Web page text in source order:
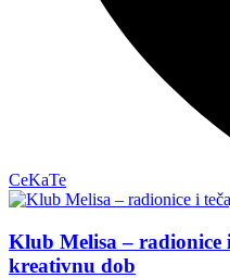
CeKaTe
Klub Melisa – radionice
kreativnu dob